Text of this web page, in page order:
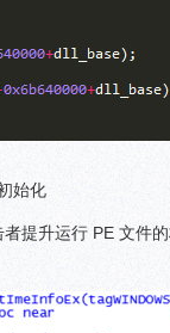
始化
提升运行 PE 文件